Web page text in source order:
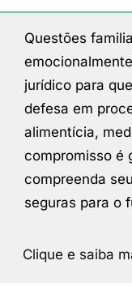
Questões
jurídico para
defesa em
alimentícia,
compromisso é
compreenda
seguras para o
Clique e saiba